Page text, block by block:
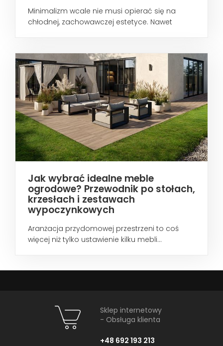
Minimalizm wcale nie musi opierać się na
chłodnej, zachowawczej estetyce. Nawet
Jak wybrać idealne meble
ogrodowe? Przewodnik po stołach,
krzesłach i zestawach
wypoczynkowych
Aranżacja przydomowej przestrzeni to coś
więcej niż tylko ustawienie kilku mebli...
Sklep internetowy
- Obsługa klienta
+48 692 193 213